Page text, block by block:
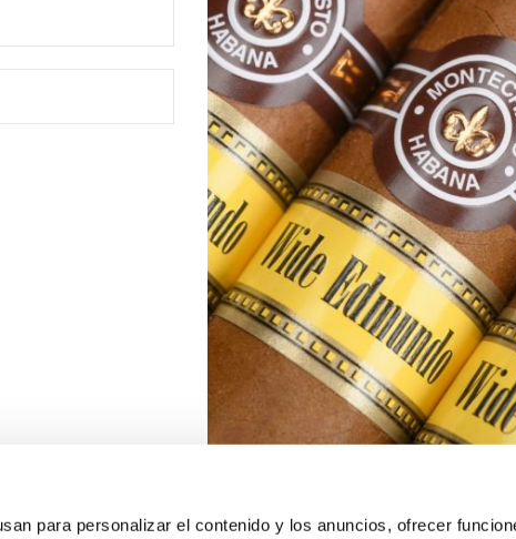
para personalizar el contenido y los anuncios, ofrecer